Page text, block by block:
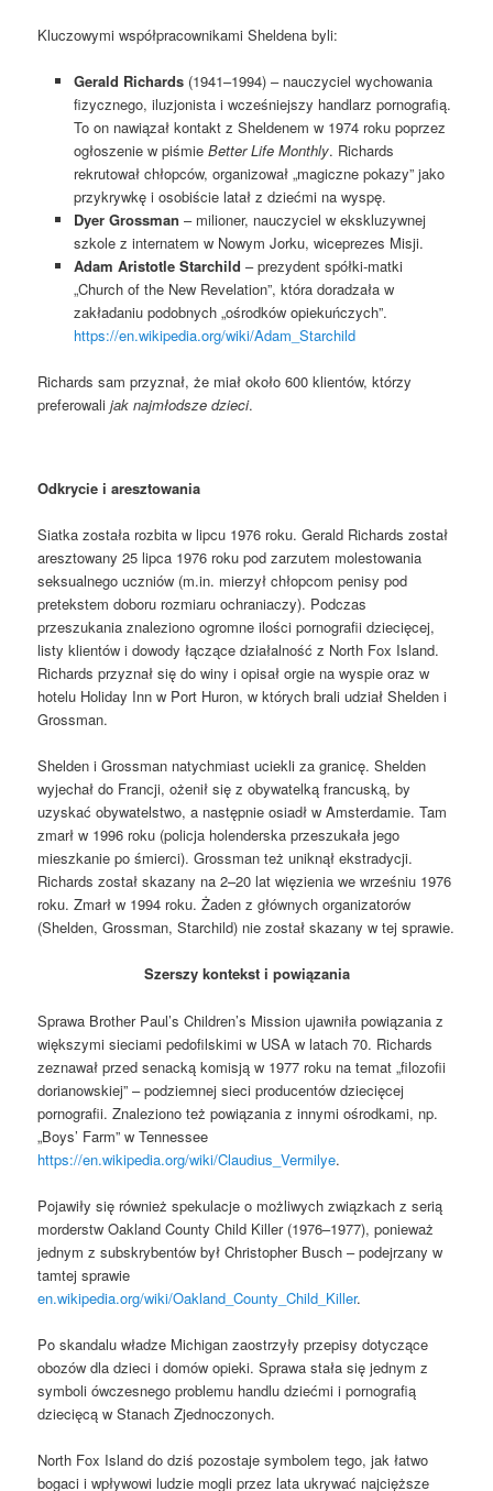
Kluczowymi współpracownikami Sheldena byli:
Gerald Richards(1941–1994) – nauczyciel wychowania
fizycznego, iluzjonista i wcześniejszy handlarz pornografią.
To on nawiązał kontakt z Sheldenem w 1974 roku poprzez
ogłoszenie w piśmie Better Life Monthly. Richards
rekrutował chłopców, organizował „magiczne pokazy” jako
przykrywkę i osobiście latał z dziećmi na wyspę.
Dyer Grossman – milioner, nauczyciel w ekskluzywnej
szkole z internatem w Nowym Jorku, wiceprezes Misji.
Adam Aristotle Starchild – prezydent spółki-matki
„Church of the New Revelation”, która doradzała w
zakładaniu podobnych „ośrodków opiekuńczych”.
https://en.wikipedia.org/wiki/Adam_Starchild
Richards sam przyznał, że miał około 600 klientów, którzy
preferowalijak najmłodsze dzieci.
Odkrycie i aresztowania
Siatka została rozbita w lipcu 1976 roku. Gerald Richards został
aresztowany 25 lipca 1976 roku pod zarzutem molestowania
seksualnego uczniów (m.in. mierzył chłopcom penisy pod
pretekstem doboru rozmiaru ochraniaczy). Podczas
przeszukania znaleziono ogromne ilości pornografii dziecięcej,
listy klientów i dowody łączące działalność z North Fox Island.
Richards przyznał się do winy i opisał orgie na wyspie oraz w
hotelu Holiday Inn w Port Huron, w których brali udział Shelden i
Grossman.
Shelden i Grossman natychmiast uciekli za granicę. Shelden
wyjechał do Francji, ożenił się z obywatelką francuską, by
uzyskać obywatelstwo, a następnie osiadł w Amsterdamie. Tam
zmarł w 1996 roku (policja holenderska przeszukała jego
mieszkanie po śmierci). Grossman też uniknął ekstradycji.
Richards został skazany na 2–20 lat więzienia we wrześniu 1976
roku. Zmarł w 1994 roku. Żaden z głównych organizatorów
(Shelden, Grossman, Starchild) nie został skazany w tej sprawie.
Szerszy kontekst i powiązania
Sprawa Brother Paul’s Children’s Mission ujawniła powiązania z
większymi sieciami pedofilskimi w USA w latach 70. Richards
zeznawał przed senacką komisją w 1977 roku na temat „filozofii
dorianowskiej” – podziemnej sieci producentów dziecięcej
pornografii. Znaleziono też powiązania z innymi ośrodkami, np.
„Boys’ Farm” w Tennessee
https://en.wikipedia.org/wiki/Claudius_Vermilye.
Pojawiły się również spekulacje o możliwych związkach z serią
morderstw Oakland County Child Killer (1976–1977), ponieważ
jednym z subskrybentów był Christopher Busch – podejrzany w
tamtej sprawie
en.wikipedia.org/wiki/Oakland_County_Child_Killer.
Po skandalu władze Michigan zaostrzyły przepisy dotyczące
obozów dla dzieci i domów opieki. Sprawa stała się jednym z
symboli ówczesnego problemu handlu dziećmi i pornografią
dziecięcą w Stanach Zjednoczonych.
North Fox Island do dziś pozostaje symbolem tego, jak łatwo
bogaci i wpływowi ludzie mogli przez lata ukrywać najcięższe